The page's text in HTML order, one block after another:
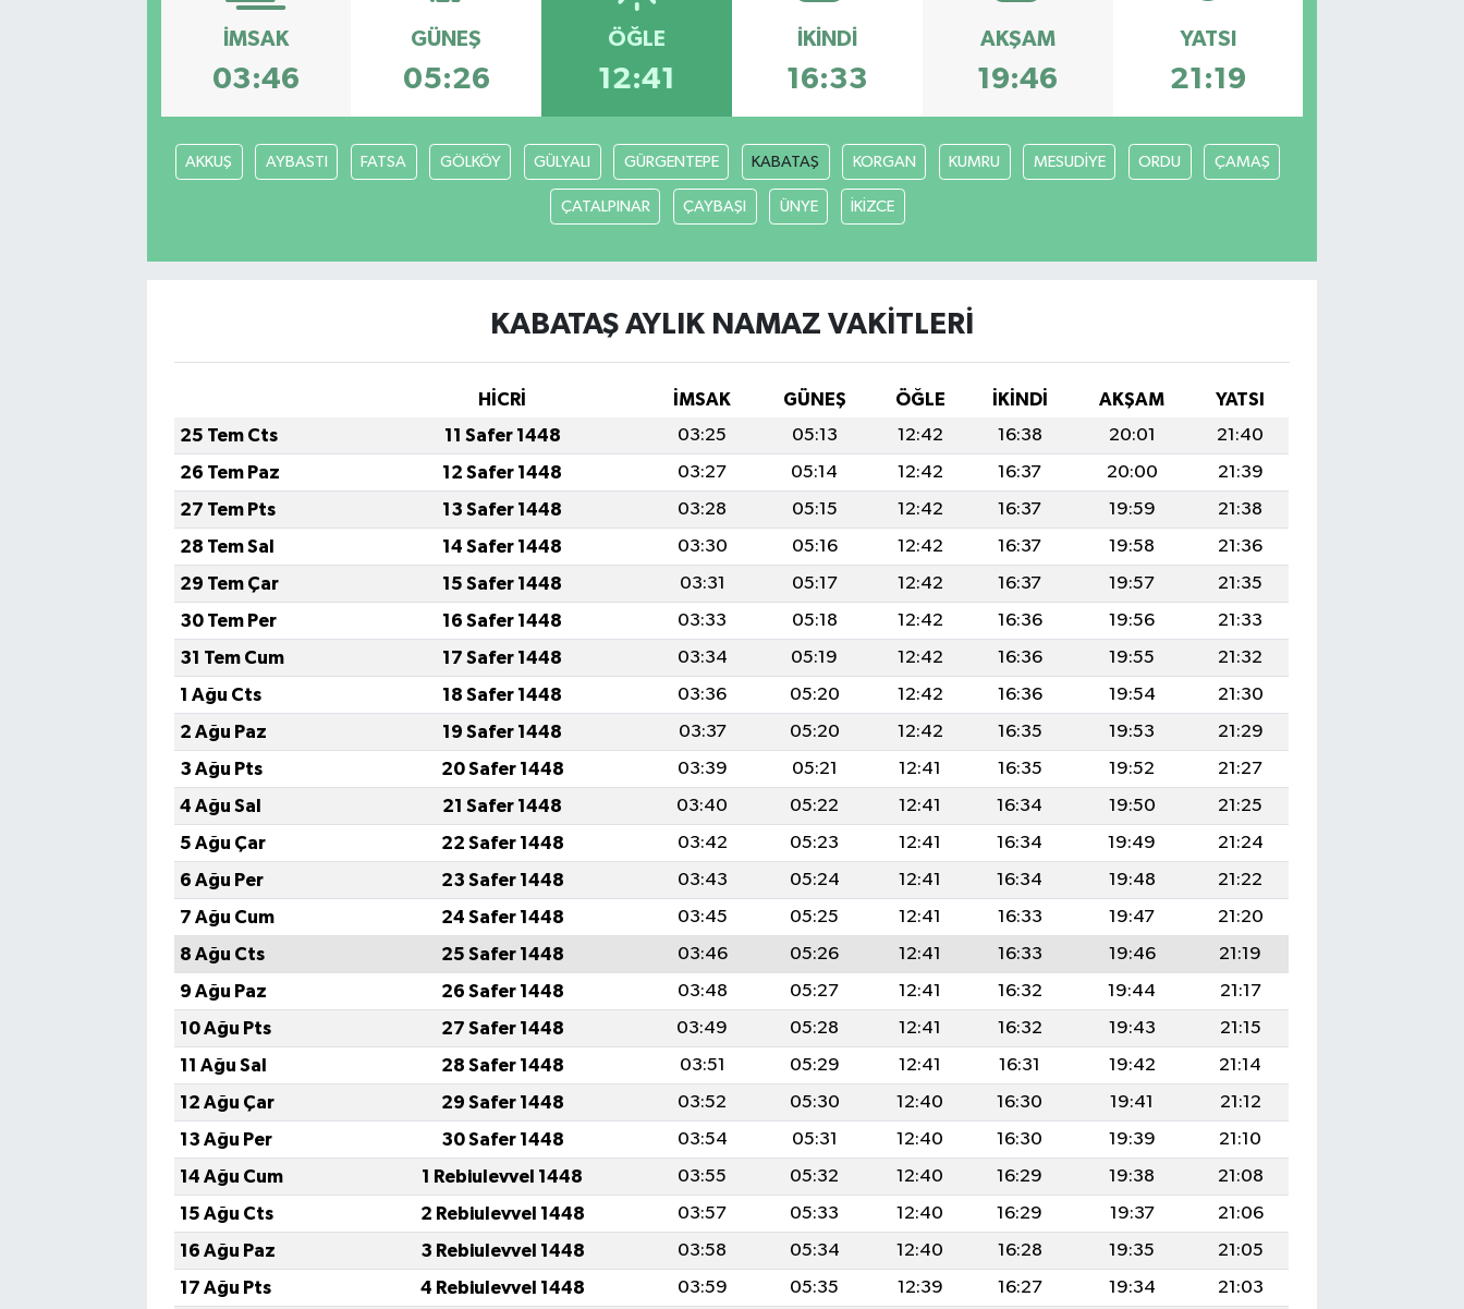
İMSAK
03:46
GÜNEŞ
05:26
ÖĞLE
12:41
İKINDI
16:33
AKŞAM
19:46
YATSI
21:19
AKKUŞ AYBASTI FATSA GÖLKÖY GÜLYALI GÜRGENTEPE KABATAŞ KORGAN KUMRU MESUDİYE ORDU ÇAMAŞ
ÇATALPINAR ÇAYBAŞI ÜNYE İKİZCE
KABATAŞ AYLIK NAMAZ VAKITLERI
HİCRİ İMSAK GÜNEŞ ÖĞLE İKINDI AKŞAM
YATSI
25 Tem Cts
11 Safer 1448 03:25 05:13 12:42 16:38 20:01
21:40
26 Tem Paz
12 Safer 1448 03:27 05:14 12:42 16:37 20:00
21:39
27 Tem Pts
13 Safer 1448 03:28 05:15 12:42 16:37 19:59
21:38
28 Tem Sal
14 Safer 1448 03:30 05:16 12:42 16:37 19:58
21:36
29 Tem Çar
15 Safer 1448 03:31 05:17 12:42 16:37 19:57
21:35
30 Tem Per
16 Safer 1448 03:33 05:18 12:42 16:36 19:56
21:33
31 Tem Cum
17 Safer 1448 03:34 05:19 12:42 16:36 19:55
21:32
1 Ağu Cts
18 Safer 1448 03:36 05:20 12:42 16:36 19:54
21:30
2 Ağu Paz
19 Safer 1448 03:37 05:20 12:42 16:35 19:53
21:29
3 Ağu Pts
20 Safer 1448 03:39 05:21 12:41 16:35 19:52
21:27
4 Ağu Sal
21 Safer 1448 03:40 05:22 12:41 16:34 19:50
21:25
5 Ağu Çar
22 Safer 1448 03:42 05:23 12:41 16:34 19:49
21:24
6 Ağu Per
23 Safer 1448 03:43 05:24 12:41 16:34 19:48
21:22
7 Ağu Cum
24 Safer 1448 03:45 05:25 12:41 16:33 19:47
21:20
8 Ağu Cts
25 Safer 1448 03:46 05:26 12:41 16:33 19:46
21:19
9 Ağu Paz
26 Safer 1448 03:48 05:27 12:41 16:32 19:44
21:17
10 Ağu Pts
27 Safer 1448 03:49 05:28 12:41 16:32 19:43
21:15
11 Ağu Sal
28 Safer 1448 03:51 05:29 12:41 16:31 19:42
21:14
12 Ağu Çar
29 Safer 1448 03:52 05:30 12:40 16:30 19:41
21:12
13 Ağu Per
30 Safer 1448 03:54 05:31 12:40 16:30 19:39
21:10
14 Ağu Cum
1 Rebiulevvel 1448 03:55 05:32 12:40 16:29 19:38
21:08
15 Ağu Cts
2 Rebiulevvel 1448 03:57 05:33 12:40 16:29 19:37
21:06
16 Ağu Paz
3 Rebiulevvel 1448 03:58 05:34 12:40 16:28 19:35
21:05
17 Ağu Pts
4 Rebiulevvel 1448 03:59 05:35 12:39 16:27 19:34
21:03
Gizlilik İlkeleri - Privacy Policy